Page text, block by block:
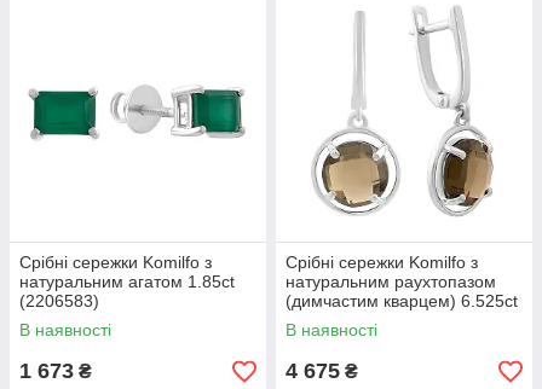
Срібні сережки Komilfo з
натуральним агатом 1.85ct
(2206583)
В наявності
1 673 ₴
Срібні сережки Komilfo з
натуральним раухтопазом
(димчастим кварцем) 6.525ct
(2207283)
В наявності
4 675 ₴